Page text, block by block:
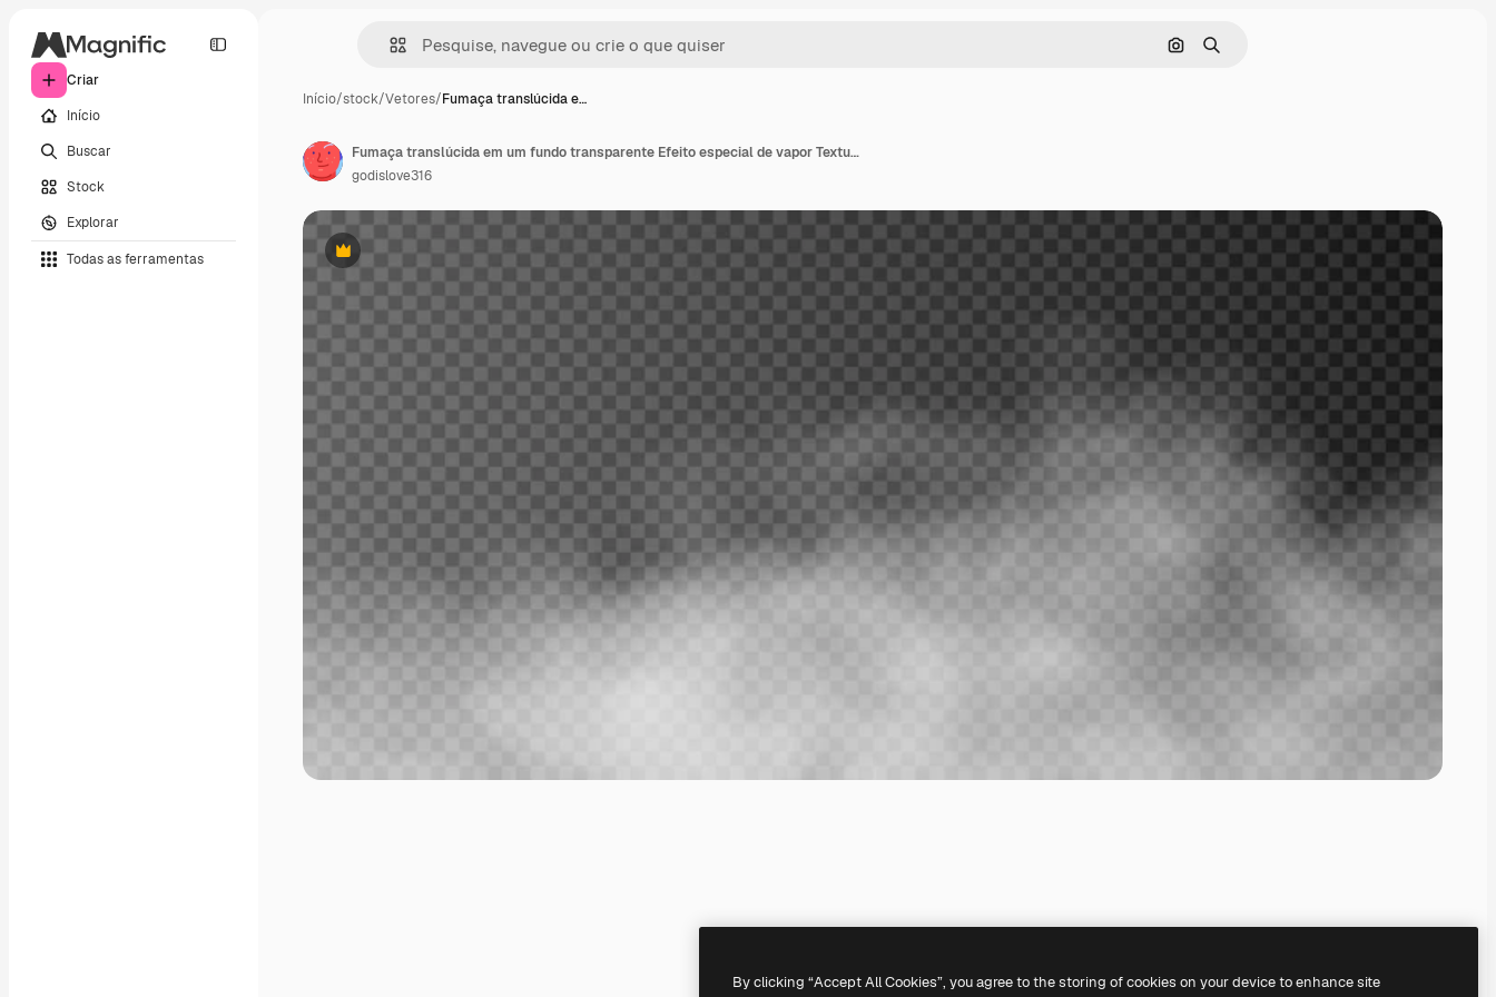
Criar
Início
Buscar
Stock
Explorar
Todas as ferramentas
Pesquisar por imagem
Buscar
Início/stock/Vetores/Fumaça translúcida e…
Premium
Fumaça translúcida em um fundo transparente Efeito especial de vapor Textura de vetor de vapor
godislove316
By clicking “Accept All Cookies”, you agree to the storing of cookies on your device to enhance site